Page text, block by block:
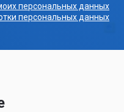
персональных данных
персональных данных